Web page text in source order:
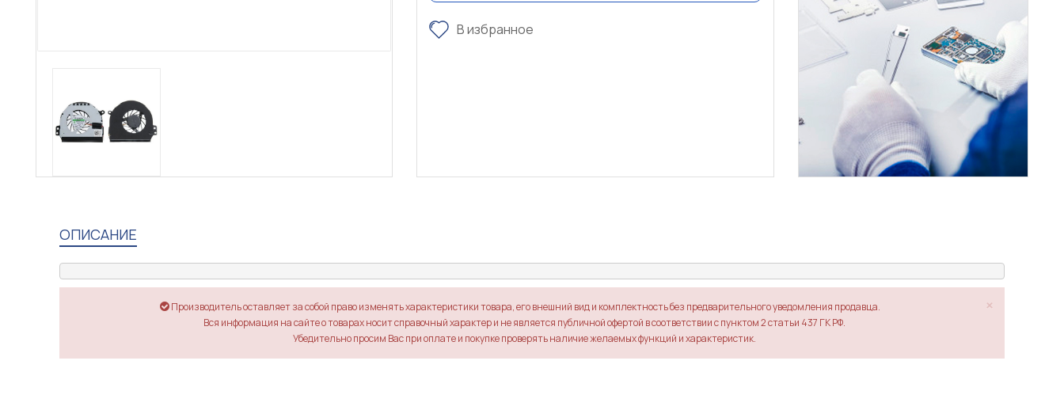
В избранное
ОПИСАНИЕ
×
Производитель оставляет за собой право изменять характеристики товара, его внешний вид и комплектность без предварительного уведомления продавца.
Вся информация на сайте о товарах носит справочный характер и не является публичной офертой в соответствии с пунктом 2 статьи 437 ГК РФ.
Убедительно просим Вас при оплате и покупке проверять наличие желаемых функций и характеристик.